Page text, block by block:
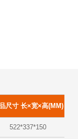
尺寸 长×宽×高(MM)
522*337*150